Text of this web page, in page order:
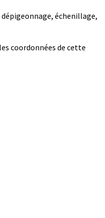
échenillage,
coordonnées de cette